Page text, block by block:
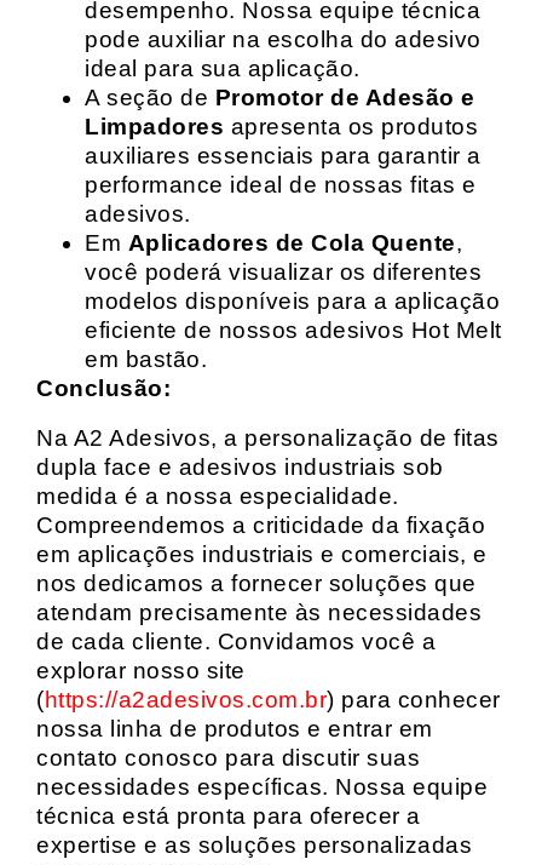
desempenho. Nossa equipe técnica
pode auxiliar na escolha do adesivo
ideal para sua aplicação.
A seção de Promotor de Adesão e
Limpadores apresenta os produtos
auxiliares essenciais para garantir a
performance ideal de nossas fitas e
adesivos.
Em Aplicadores de Cola Quente,
você poderá visualizar os diferentes
modelos disponíveis para a aplicação
eficiente de nossos adesivos Hot Melt
em bastão.
Conclusão:
Na A2 Adesivos, a personalização de fitas
dupla face e adesivos industriais sob
medida é a nossa especialidade.
Compreendemos a criticidade da fixação
em aplicações industriais e comerciais, e
nos dedicamos a fornecer soluções que
atendam precisamente às necessidades
de cada cliente. Convidamos você a
explorar nosso site
(https://a2adesivos.com.br) para conhecer
nossa linha de produtos e entrar em
contato conosco para discutir suas
necessidades específicas. Nossa equipe
técnica está pronta para oferecer a
expertise e as soluções personalizadas